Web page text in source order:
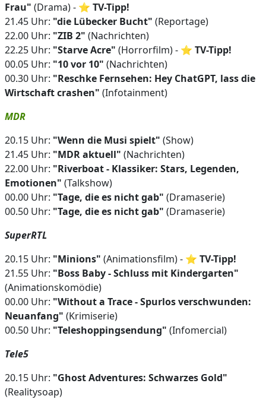
Frau" (Drama) - ⭐ TV-Tipp!
21.45 Uhr: "die Lübecker Bucht" (Reportage)
22.00 Uhr: "ZIB 2" (Nachrichten)
22.25 Uhr: "Starve Acre" (Horrorfilm) - ⭐ TV-Tipp!
00.05 Uhr: "10 vor 10" (Nachrichten)
00.30 Uhr: "Reschke Fernsehen: Hey ChatGPT, lass die
Wirtschaft crashen" (Infotainment)
MDR
20.15 Uhr: "Wenn die Musi spielt" (Show)
21.45 Uhr: "MDR aktuell" (Nachrichten)
22.00 Uhr: "Riverboat - Klassiker: Stars, Legenden,
Emotionen" (Talkshow)
00.00 Uhr: "Tage, die es nicht gab" (Dramaserie)
00.50 Uhr: "Tage, die es nicht gab" (Dramaserie)
SuperRTL
20.15 Uhr: "Minions" (Animationsfilm) - ⭐ TV-Tipp!
21.55 Uhr: "Boss Baby - Schluss mit Kindergarten"
(Animationskomödie)
00.00 Uhr: "Without a Trace - Spurlos verschwunden:
Neuanfang" (Krimiserie)
00.50 Uhr: "Teleshoppingsendung" (Infomercial)
Tele5
20.15 Uhr: "Ghost Adventures: Schwarzes Gold"
(Realitysoap)